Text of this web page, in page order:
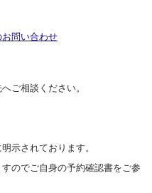
問い合わせ
ご相談ください。
示されております。
のでご自身の予約確認書をご参